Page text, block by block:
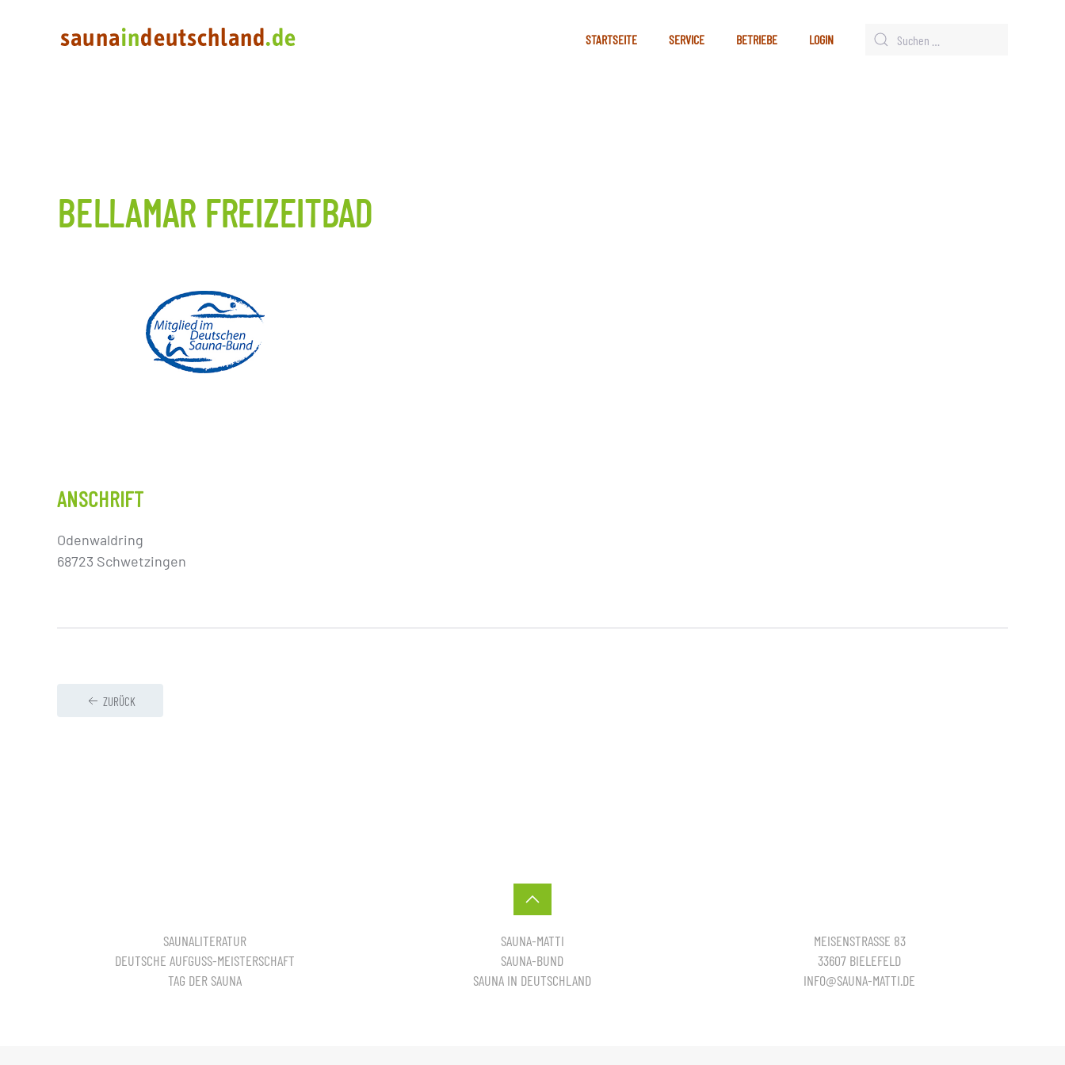
STARTSEITE SERVICE BETRIEBE LOGIN
BELLAMAR FREIZEITBAD
ANSCHRIFT
Odenwaldring
68723 Schwetzingen
ZURÜCK
SAUNALITERATUR
DEUTSCHE AUFGUSS-MEISTERSCHAFT
TAG DER SAUNA
SAUNA-MATTI
SAUNA-BUND
SAUNA IN DEUTSCHLAND
MEISENSTRASSE 83
33607 BIELEFELD
INFO@SAUNA-MATTI.DE